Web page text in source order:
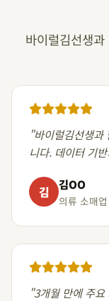
바이럴김선생
"바이럴김선생
니다. 데이터 기
김 김OO
의류 소매
"3개월 만에 주